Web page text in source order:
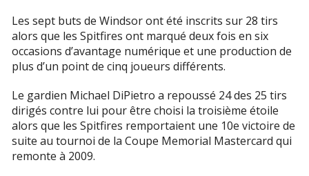
Les sept buts de Windsor ont été inscrits sur 28 tirs
alors que les Spitfires ont marqué deux fois en six
occasions d’avantage numérique et une production de
plus d’un point de cinq joueurs différents.
Le gardien Michael DiPietro a repoussé 24 des 25 tirs
dirigés contre lui pour être choisi la troisième étoile
alors que les Spitfires remportaient une 10e victoire de
suite au tournoi de la Coupe Memorial Mastercard qui
remonte à 2009.